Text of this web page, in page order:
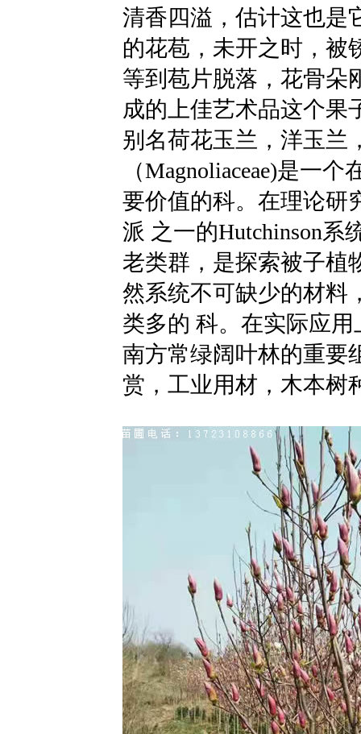
清香四溢，估计这也是
的花苞，未开之时，被
等到苞片脱落，花骨朵
成的上佳艺术品这个果
别名荷花玉兰，洋玉兰
（Magnoliaceae)是一
要价值的科。在理论研
派 之一的Hutchinson系
老类群，是探索被子植
然系统不可缺少的材料
类多的 科。在实际应
南方常绿阔叶林的重要
赏，工业用材，木本树